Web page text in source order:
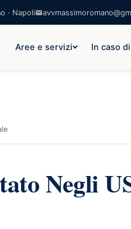
· Napoli
Aree e servizi In caso
Negli